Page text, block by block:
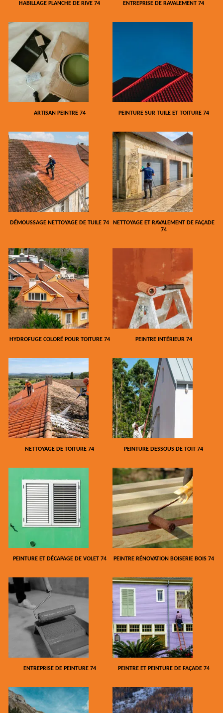
HABILLAGE PLANCHE DE RIVE 74 ENTREPRISE DE RAVALEMENT 74
ARTISAN PEINTRE 74 PEINTURE SUR TUILE ET TOITURE 74
DÉMOUSSAGE NETTOYAGE DE TUILE 74
NETTOYAGE ET RAVALEMENT DE FAÇADE
74
HYDROFUGE COLORÉ POUR TOITURE 74 PEINTRE INTÉRIEUR 74
NETTOYAGE DE TOITURE 74 PEINTURE DESSOUS DE TOIT 74
PEINTURE ET DÉCAPAGE DE VOLET 74 PEINTRE RÉNOVATION BOISERIE BOIS 74
ENTREPRISE DE PEINTURE 74 PEINTRE ET PEINTURE DE FAÇADE 74